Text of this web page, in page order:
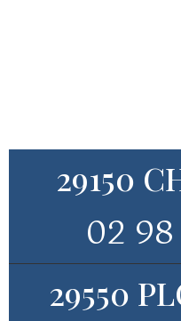
29150
02
29550